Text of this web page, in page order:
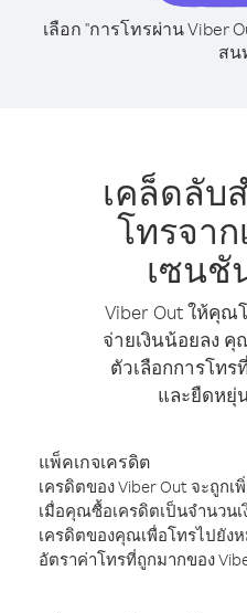
เลือก "การโทรผ่าน Viber
สน
เคล็ดลับ
โทรจา
เซนชั
Viber Out ให้คุ
จ่ายเงินน้อยลง คุ
ตัวเลือกการโท
และยืดหยุ่
แพ็คเกจเครดิต
เครดิตของ Viber Out จะถูก
เมื่อคุณซื้อเครดิตเป็นจำนวน
เครดิตของคุณเพื่อโทรไปยัง
อัตราค่าโทรที่ถูกมากของ